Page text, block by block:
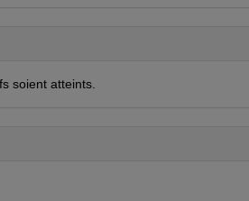
soient atteints.